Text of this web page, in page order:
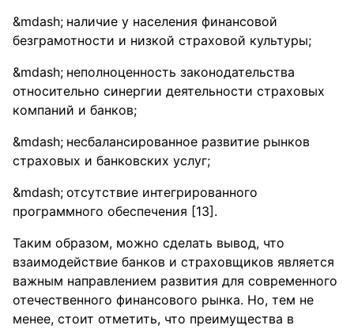
наличие у населения финансовой
безграмотности и низкой страховой культуры;
неполноценность законодательства
относительно синергии деятельности страховых
компаний и банков;
несбалансированное развитие рынков
страховых и банковских услуг;
отсутствие интегрированного
программного обеспечения [13].
Таким образом, можно сделать вывод, что
взаимодействие банков и страховщиков является
важным направлением развития для современного
отечественного финансового рынка. Но, тем не
менее, стоит отметить, что преимущества в